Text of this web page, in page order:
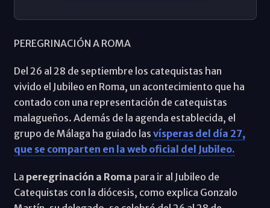
PEREGRINACIÓN A ROMA
Del 26 al 28 de septiembre los catequistas han
vivido el Jubileo en Roma, un acontecimiento que ha
contado con una representación de catequistas
malagueños. Además de la agenda establecida, el
grupo de Málaga ha guiado las vísperas del día 27,
que se comparten en la web oficial del Jubileo.
La peregrinación a Roma para ir al Jubileo de
Catequistas con la diócesis, como explica Gonzalo